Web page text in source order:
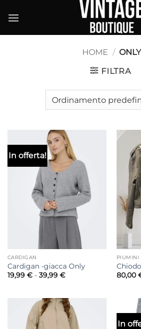
HOME / ONLY
FILTRA
In offerta!
CARDIGAN
Cardigan -giacca Only
19,99 € - 39,99 €Fascia
19,99 €
a
39,99 €
PIUMINI
80,00
In